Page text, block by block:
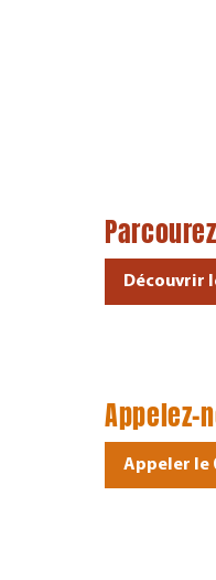
Découvrir
Appelez-
Appeler le